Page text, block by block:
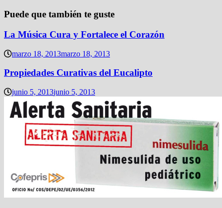
Puede que también te guste
La Música Cura y Fortalece el Corazón
marzo 18, 2013marzo 18, 2013
Propiedades Curativas del Eucalipto
junio 5, 2013junio 5, 2013